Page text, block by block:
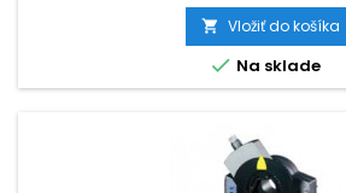
 Vložiť do košíka
 Na sklade